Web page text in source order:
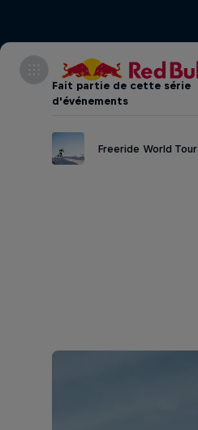
Fait partie de cette série
d'événements
Freeride World Tour